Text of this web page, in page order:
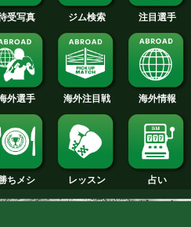
2012年
2011年
2010年